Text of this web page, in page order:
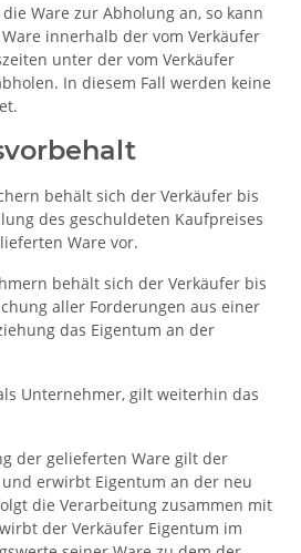
Ware zur Abholung an, so kann
innerhalb der vom Verkäufer
unter der vom Verkäufer
In diesem Fall werden keine
behält sich der Verkäufer bis
des geschuldeten Kaufpreises
Ware vor.
behält sich der Verkäufer bis
aller Forderungen aus einer
das Eigentum an der
Unternehmer, gilt weiterhin das
der gelieferten Ware gilt der
erwirbt Eigentum an der neu
die Verarbeitung zusammen mit
der Verkäufer Eigentum im